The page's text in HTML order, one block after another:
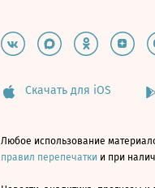
Скачать для iOS
Любое использование
правил перепечатки и при